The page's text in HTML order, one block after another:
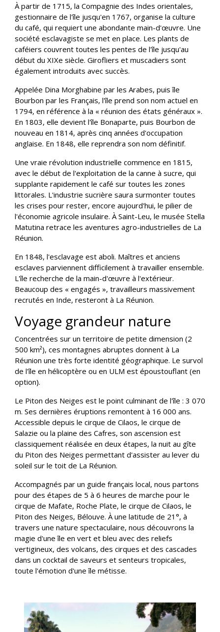
À partir de 1715, la Compagnie des Indes orientales,
gestionnaire de l'île jusqu'en 1767, organise la culture
du café, qui requiert une abondante main-d'œuvre. Une
société esclavagiste se met en place. Les plants de
caféiers couvrent toutes les pentes de l'île jusqu'au
début du XIXe siècle. Girofliers et muscadiers sont
également introduits avec succès.
Appelée Dina Morghabine par les Arabes, puis île
Bourbon par les Français, l'île prend son nom actuel en
1794, en référence à la « réunion des états généraux ».
En 1803, elle devient l'île Bonaparte, puis Bourbon de
nouveau en 1814, après cinq années d'occupation
anglaise. En 1848, elle reprendra son nom définitif.
Une vraie révolution industrielle commence en 1815,
avec le début de l'exploitation de la canne à sucre, qui
supplante rapidement le café sur toutes les zones
littorales. L'industrie sucrière saura surmonter toutes
les crises pour rester, encore aujourd'hui, le pilier de
l'économie agricole insulaire. À Saint-Leu, le musée Stella
Matutina retrace les aventures agro-industrielles de La
Réunion.
En 1848, l'esclavage est aboli. Maîtres et anciens
esclaves parviennent difficilement à travailler ensemble.
L'île recherche de la main-d'œuvre à l'extérieur.
Beaucoup des « engagés », travailleurs massivement
recrutés en Inde, resteront à La Réunion.
Voyage grandeur nature
Concentrées sur un territoire de petite dimension (2
500 km²), ces montagnes abruptes donnent à La
Réunion une très forte identité géographique. Le survol
de l'île en hélicoptère ou en ULM est époustouflant (en
option).
Le Piton des Neiges est le point culminant de l'île : 3 070
m. Ses dernières éruptions remontent à 16 000 ans.
Accessible depuis le cirque de Cilaos, le cirque de
Salazie ou la plaine des Cafres, son ascension est
classiquement réalisée en deux étapes, la nuit au gîte
du Piton des Neiges permettant d'assister au lever du
soleil sur le toit de La Réunion.
Accompagnés par un guide français local, nous partons
pour des étapes de 5 à 6 heures de marche pour le
cirque de Mafate, Roche Plate, le cirque de Cilaos, le
Piton des Neiges, Bélouve. À une latitude de 21°, à
travers une nature spectaculaire, nous découvrons la
magie d'une île en vert et bleu avec des reliefs
vertigineux, des volcans, des cirques et des cascades
dans un cocktail de saveurs et senteurs tropicales,
toute l'émotion d'une île métisse.